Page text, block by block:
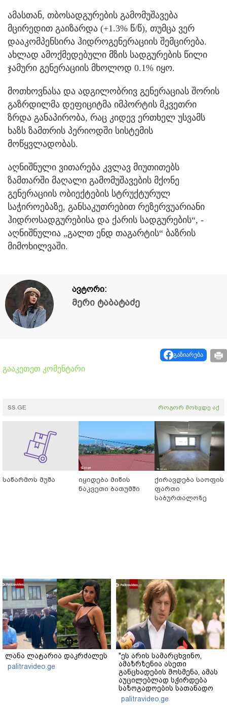
ამასთან, თბოსადგურების გამომუშავება
მცირედით გაიზარდა (+1.3% წ/წ), თუმცა ვერ
დააკომპენსირა ჰიდროგენერაციის შემცირება.
ახლად ამოქმედებული მზის სადგურების წილი
ჯამური გენერაციის მხოლოდ 0.1% იყო.
მოთხოვნასა და ადგილობრივ გენერაციას შორის
გაზრდილმა დეფიციტმა იმპორტის მკვეთრი
ზრდა განაპირობა, რაც კიდევ ერთხელ უსვამს
ხაზს ზამთრის პერიოდში სისტემის
მოწყვლადობას.
აღნიშნული ვითარება კვლავ მიუთითებს
ზამთარში მაღალი გამომუშავების მქონე
გენერაციის ობიექტების სტრუქტურულ
საჭიროებაზე, განსაკუთრებით რეზერვუარიანი
ჰიდროსადგურებისა და ქარის სადგურების“, -
აღნიშნულია „გალთ ენდ თაგარტის“ ბაზრის
მიმოხილვაში.
ავტორი:
მერი ტაბატაძე
გაზიარება
გააკეთეთ კომენტარი
SS.GE როგორ მოხვდე აქ
საწარმოს მუშა
იყიდება მიწის
ნაკვეთი ბათუმში
ქირავდება
ფართი
საბურთალოზე
ლანა ლატარია დაკრძალეს
palitravideo.ge
"ეს არის სამარცხვინო,
ამაზრზენია ასეთი
განცხადების მოსმენა, ამას
აუცილებლად სჭირდება
საზოგადოების სათანადო
რეაქცია" - ირაკლი
კობახიძე
palitravideo.ge